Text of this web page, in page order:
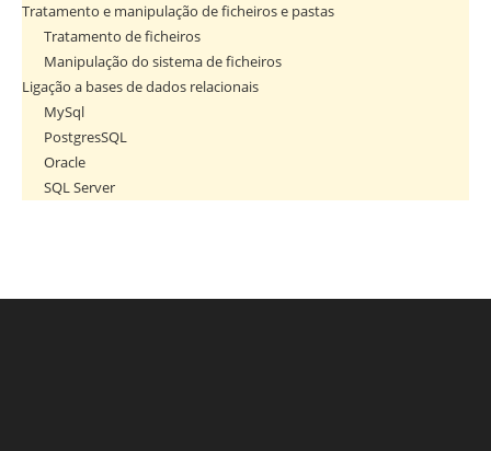
Tratamento e manipulação de ficheiros e pastas
Tratamento de ficheiros
Manipulação do sistema de ficheiros
Ligação a bases de dados relacionais
MySql
PostgresSQL
Oracle
SQL Server